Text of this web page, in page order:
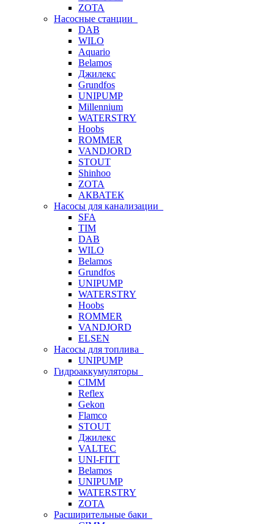
ZOTA
Насосные станции
DAB
WILO
Aquario
Belamos
Джилекс
Grundfos
UNIPUMP
Millennium
WATERSTRY
Hoobs
ROMMER
VANDJORD
STOUT
Shinhoo
ZOTA
АКВАТЕК
Насосы для канализации
SFA
TIM
DAB
WILO
Belamos
Grundfos
UNIPUMP
WATERSTRY
Hoobs
ROMMER
VANDJORD
ELSEN
Насосы для топлива
UNIPUMP
Гидроаккумуляторы
CIMM
Reflex
Gekon
Flamco
STOUT
Джилекс
VALTEC
UNI-FITT
Belamos
UNIPUMP
WATERSTRY
ZOTA
Расширительные баки